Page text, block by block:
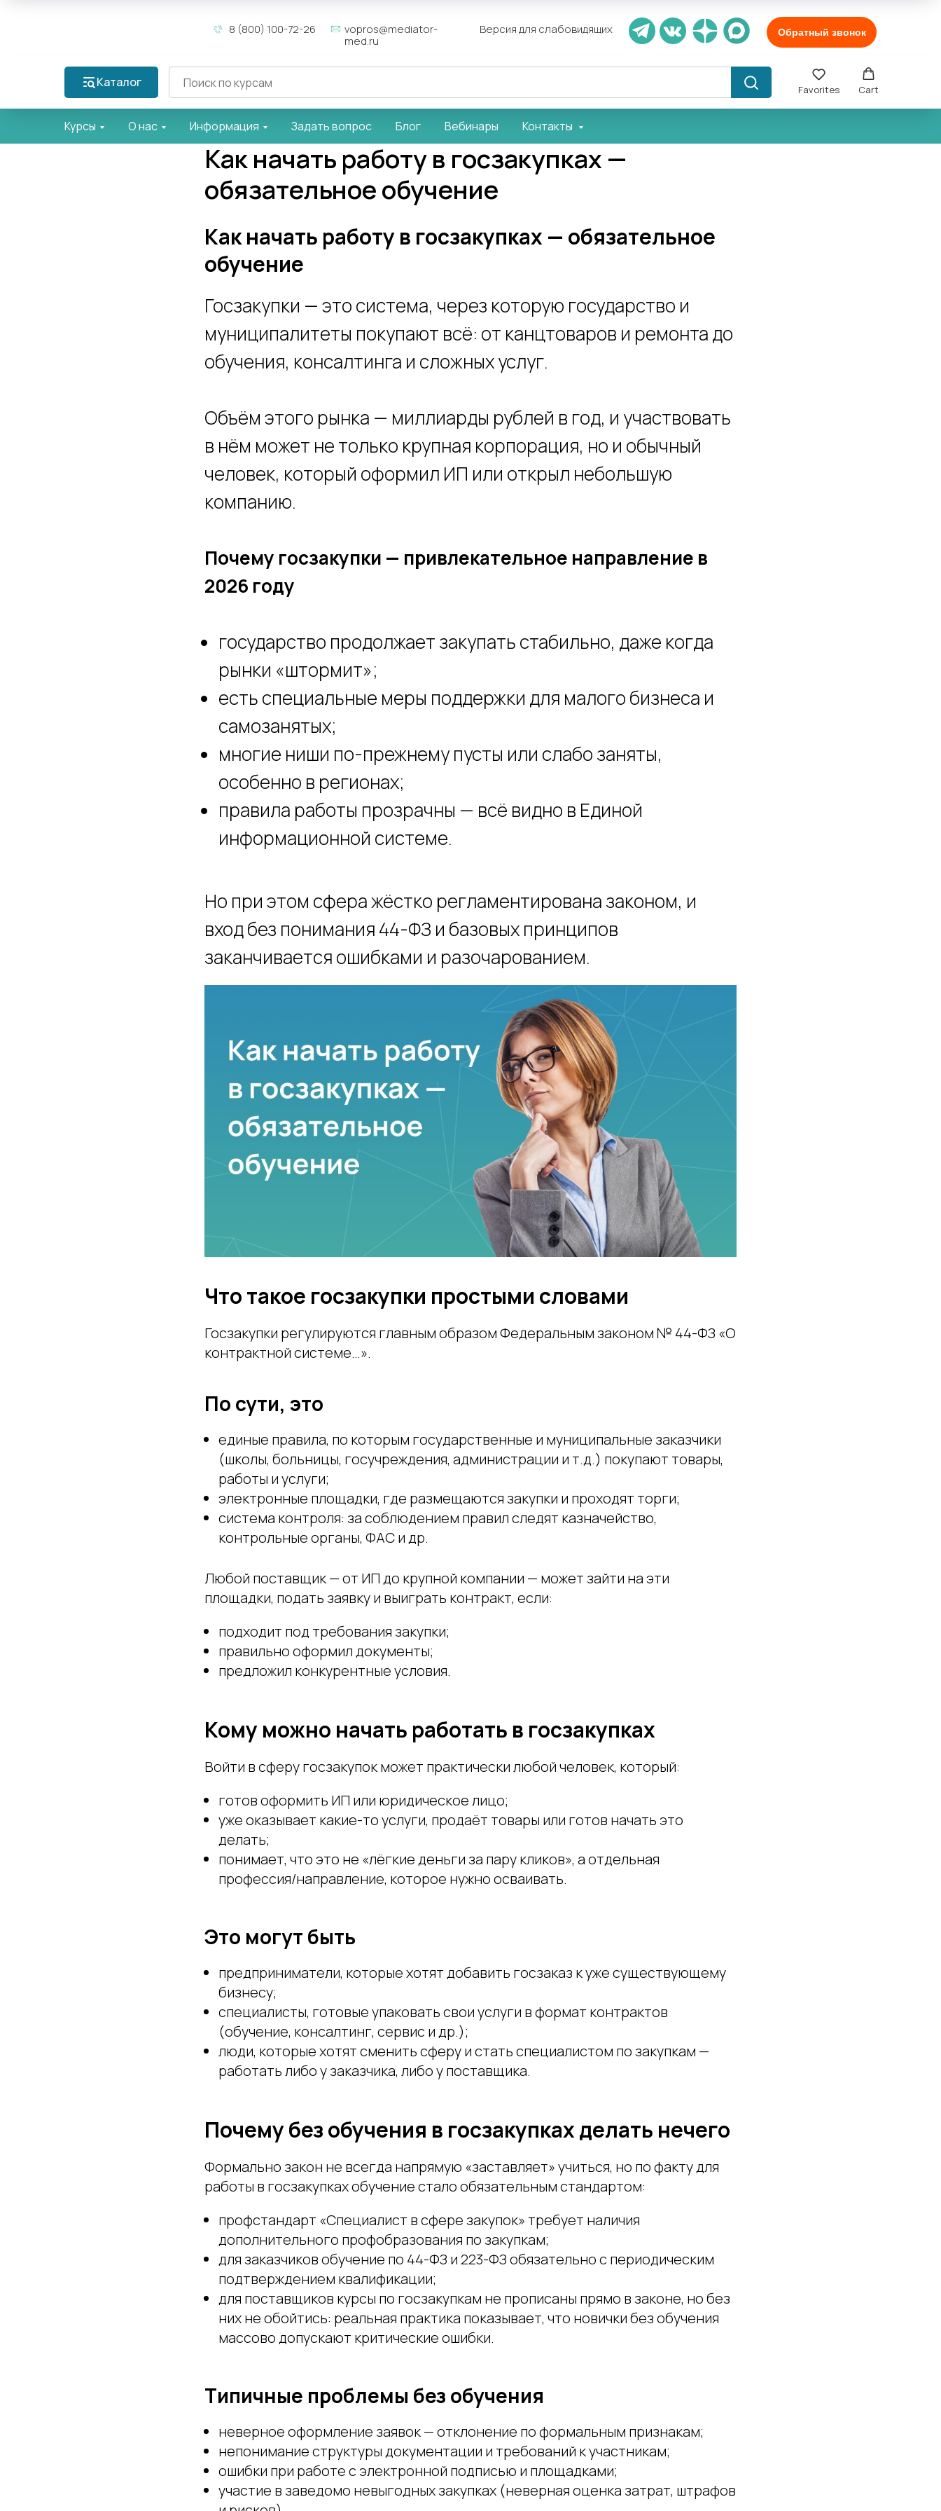
Версия для слабовидящих Обратный звонок
8 (800) 100-72-26
vopros@mediator-
med.ru
Каталог Favorites Cart
Курсы О нас Информация Задать вопрос Блог Вебинары Контакты
Как начать работу в госзакупках —
обязательное обучение
Как начать работу в госзакупках — обязательное
обучение
Госзакупки — это система, через которую государство и
муниципалитеты покупают всё: от канцтоваров и ремонта до
обучения, консалтинга и сложных услуг.
Объём этого рынка — миллиарды рублей в год, и участвовать
в нём может не только крупная корпорация, но и обычный
человек, который оформил ИП или открыл небольшую
компанию.
Почему госзакупки — привлекательное направление в
2026 году
государство продолжает закупать стабильно, даже когда
рынки «штормит»;
есть специальные меры поддержки для малого бизнеса и
самозанятых;
многие ниши по-прежнему пусты или слабо заняты,
особенно в регионах;
правила работы прозрачны — всё видно в Единой
информационной системе.
Но при этом сфера жёстко регламентирована законом, и
вход без понимания 44-ФЗ и базовых принципов
заканчивается ошибками и разочарованием.
Что такое госзакупки простыми словами
Госзакупки регулируются главным образом Федеральным законом № 44-ФЗ «О
контрактной системе…».
По сути, это
единые правила, по которым государственные и муниципальные заказчики
(школы, больницы, госучреждения, администрации и т.д.) покупают товары,
работы и услуги;
электронные площадки, где размещаются закупки и проходят торги;
система контроля: за соблюдением правил следят казначейство,
контрольные органы, ФАС и др.
Любой поставщик — от ИП до крупной компании — может зайти на эти
площадки, подать заявку и выиграть контракт, если:
подходит под требования закупки;
правильно оформил документы;
предложил конкурентные условия.
Кому можно начать работать в госзакупках
Войти в сферу госзакупок может практически любой человек, который:
готов оформить ИП или юридическое лицо;
уже оказывает какие-то услуги, продаёт товары или готов начать это
делать;
понимает, что это не «лёгкие деньги за пару кликов», а отдельная
профессия/направление, которое нужно осваивать.
Это могут быть
предприниматели, которые хотят добавить госзаказ к уже существующему
бизнесу;
специалисты, готовые упаковать свои услуги в формат контрактов
(обучение, консалтинг, сервис и др.);
люди, которые хотят сменить сферу и стать специалистом по закупкам —
работать либо у заказчика, либо у поставщика.
Почему без обучения в госзакупках делать нечего
Формально закон не всегда напрямую «заставляет» учиться, но по факту для
работы в госзакупках обучение стало обязательным стандартом:
профстандарт «Специалист в сфере закупок» требует наличия
дополнительного профобразования по закупкам;
для заказчиков обучение по 44-ФЗ и 223-ФЗ обязательно с периодическим
подтверждением квалификации;
для поставщиков курсы по госзакупкам не прописаны прямо в законе, но без
них не обойтись: реальная практика показывает, что новички без обучения
массово допускают критические ошибки.
Типичные проблемы без обучения
неверное оформление заявок — отклонение по формальным признакам;
непонимание структуры документации и требований к участникам;
ошибки при работе с электронной подписью и площадками;
участие в заведомо невыгодных закупках (неверная оценка затрат, штрафов